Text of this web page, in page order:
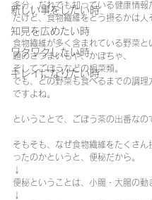
新しい事をしたい時
知見を広めたい時
ワクワクしたい時
キレイになりたい時
多分、だれでも知っている健康情報
だけど、食物繊維をどう摂るかは人
食物繊維が多く含まれている野菜と
題のさつまいもや、かぼちゃ、
そしてごぼうなどの根菜類。
でも、どの野菜も食べるまでの調理
ですよね。
ということで、ごぼう茶の出番なの
そもそも、なぜ食物繊維をたくさん
ったのかというと、便秘だから。
↓
便秘ということは、小腸・大腸の動
↓